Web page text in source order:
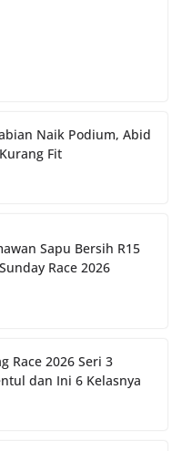
Naik Podium, Abid
Fit
Sapu Bersih R15
Race 2026
Race 2026 Seri 3
dan Ini 6 Kelasnya